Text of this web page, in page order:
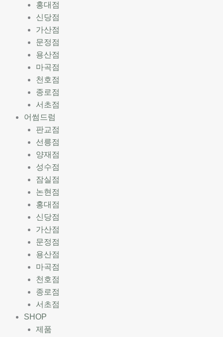
홍대점
신당점
가산점
문정점
용산점
마곡점
천호점
종로점
서초점
어썸드럼
판교점
선릉점
양재점
성수점
잠실점
논현점
홍대점
신당점
가산점
문정점
용산점
마곡점
천호점
종로점
서초점
SHOP
제품